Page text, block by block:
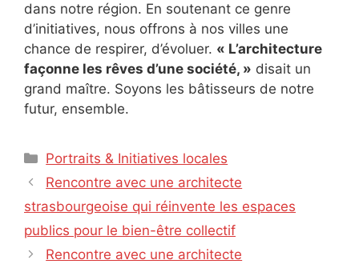
dans notre région. En soutenant ce genre
d’initiatives, nous offrons à nos villes une
chance de respirer, d’évoluer. « L’architecture
façonne les rêves d’une société, » disait un
grand maître. Soyons les bâtisseurs de notre
futur, ensemble.
Catégories
Portraits & Initiatives locales
Rencontre avec une architecte
strasbourgeoise qui réinvente les espaces
publics pour le bien-être collectif
Rencontre avec une architecte